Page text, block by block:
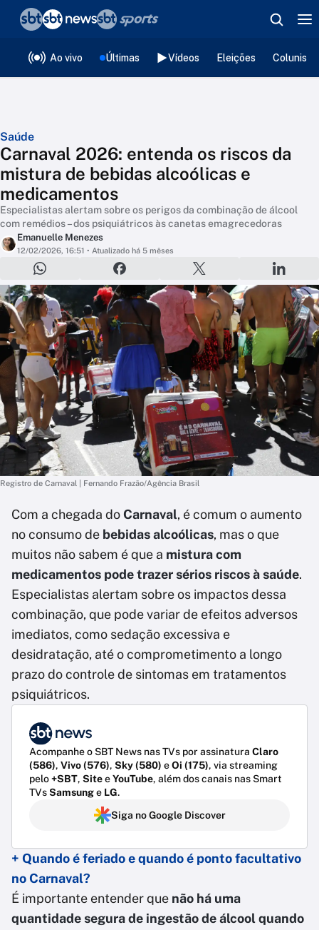
Ao vivo Últimas Vídeos Eleições
Saúde
Carnaval 2026: entenda os riscos da
mistura de bebidas alcoólicas e
medicamentos
Especialistas alertam sobre os perigos da combinação de álcool
com remédios – dos psiquiátricos às canetas emagrecedoras
Emanuelle Menezes
12/02/2026, 16:51 • Atualizado há 5 mêses
Registro de Carnaval | Fernando Frazão/Agência Brasil
Com a chegada doCarnaval, é comum o aumento
no consumo de bebidas alcoólicas, mas o que
muitos não sabem é que a mistura com
medicamentos pode trazer sérios riscos à saúde.
Especialistas alertam sobre os impactos dessa
combinação, que pode variar de efeitos adversos
imediatos, como sedação excessiva e
desidratação, até o comprometimento a longo
prazo do controle de sintomas em tratamentos
psiquiátricos.
Acompanhe o SBT News nas TVs por assinatura Claro
(586), Vivo (576), Sky (580) eOi (175), via streaming
pelo+SBT, SiteeYouTube, além dos canais nas Smart
TVsSamsunge LG.
Siga no Google Discover
+ Quando é feriado e quando é ponto facultativo
no Carnaval?
É importante entender que não há uma
quantidade segura de ingestão de álcool quando
❮voltar
Editorias